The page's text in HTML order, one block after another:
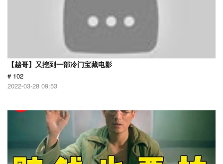
【越哥】又挖到一部冷门宝藏电影
# 102
2022-03-28 09:53